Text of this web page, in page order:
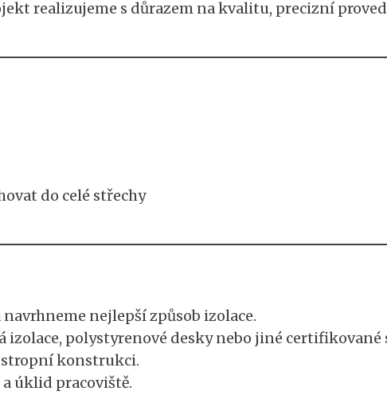
realizujeme s důrazem na kvalitu, precizní
do celé střechy
nejlepší způsob izolace.
polystyrenové desky nebo jiné certifikované
konstrukci.
úklid pracoviště.